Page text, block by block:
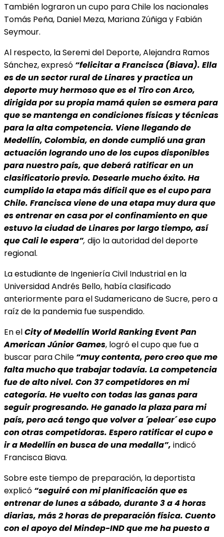
También lograron un cupo para Chile los nacionales
Tomás Peña, Daniel Meza, Mariana Zúñiga y Fabián
Seymour.
Al respecto, la Seremi del Deporte, Alejandra Ramos
Sánchez, expresó “felicitar a Francisca (Biava). Ella
es de un sector rural de Linares y practica un
deporte muy hermoso que es el Tiro con Arco,
dirigida por su propia mamá quien se esmera para
que se mantenga en condiciones físicas y técnicas
para la alta competencia. Viene llegando de
Medellín, Colombia, en donde cumplió una gran
actuación logrando uno de los cupos disponibles
para nuestro país, que deberá ratificar en un
clasificatorio previo. Desearle mucho éxito. Ha
cumplido la etapa más difícil que es el cupo para
Chile. Francisca viene de una etapa muy dura que
es entrenar en casa por el confinamiento en que
estuvo la ciudad de Linares por largo tiempo, así
que Cali le espera”, dijo la autoridad del deporte
regional.
La estudiante de Ingeniería Civil Industrial en la
Universidad Andrés Bello, había clasificado
anteriormente para el Sudamericano de Sucre, pero a
raíz de la pandemia fue suspendido.
En elCity of Medellín World Ranking Event Pan
American Júnior Games, logró el cupo que fue a
buscar para Chile “muy contenta, pero creo que me
falta mucho que trabajar todavía. La competencia
fue de alto nivel. Con 37 competidores en mi
categoría. He vuelto con todas las ganas para
seguir progresando. He ganado la plaza para mi
país, pero acá tengo que volver a ´pelear´ ese cupo
con otras competidoras. Espero ratificar el cupo e
ir a Medellín en busca de una medalla”, indicó
Francisca Biava.
Sobre este tiempo de preparación, la deportista
explicó “seguiré con mi planificación que es
entrenar de lunes a sábado, durante 3 a 4 horas
diarias, más 2 horas de preparación física. Cuento
con el apoyo del Mindep-IND que me ha puesto a